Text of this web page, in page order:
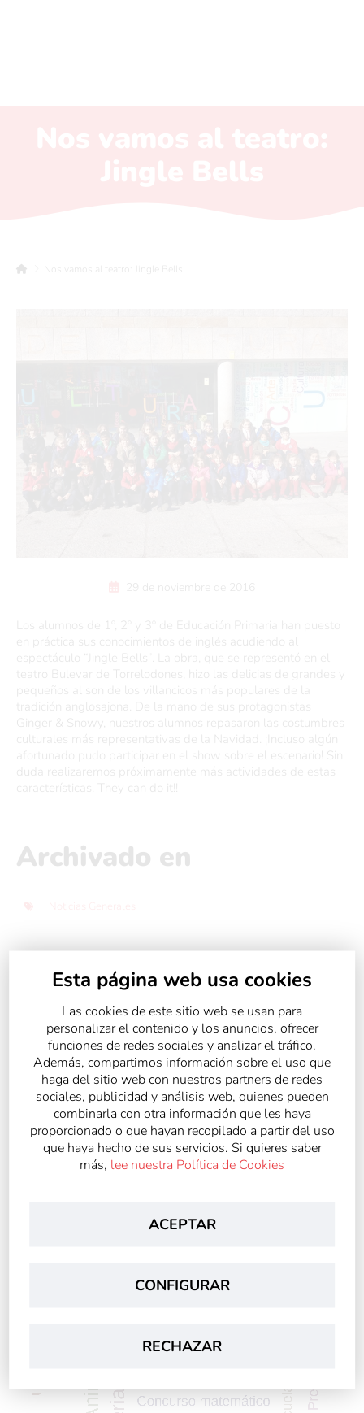
Nos vamos al teatro: Jingle Bells
29 de noviembre de 2016
Los alumnos de 1º, 2º y 3º de Educación Primaria han puesto
en práctica sus conocimientos de inglés acudiendo al
espectáculo “Jingle Bells”. La obra, que se representó en el
teatro Bulevar de Torrelodones, hizo las delicias de grandes y
pequeños al son de los villancicos más populares de la
tradición anglosajona. De la mano de sus protagonistas
Ginger & Snowy, nuestros alumnos repasaron las costumbres
culturales más representativas de la Navidad. ¡Incluso algún
afortunado pudo participar en el show sobre el escenario! Sin
duda realizaremos próximamente más actividades de estas
características. They can do it!!
Archivado en
Compartir:Esta página web usa cookies
Las cookies de este sitio web se usan para
personalizar el contenido y los anuncios, ofrecer
funciones de redes sociales y analizar el tráfico.
Además, compartimos información sobre el uso que
haga del sitio web con nuestros partners de redes
sociales, publicidad y análisis web, quienes pueden
combinarla con otra información que les haya
proporcionado o que hayan recopilado a partir del uso
que haya hecho de sus servicios. Si quieres saber
más, lee nuestra Política de Cookies
ACEPTAR
CONFIGURAR
RECHAZAR